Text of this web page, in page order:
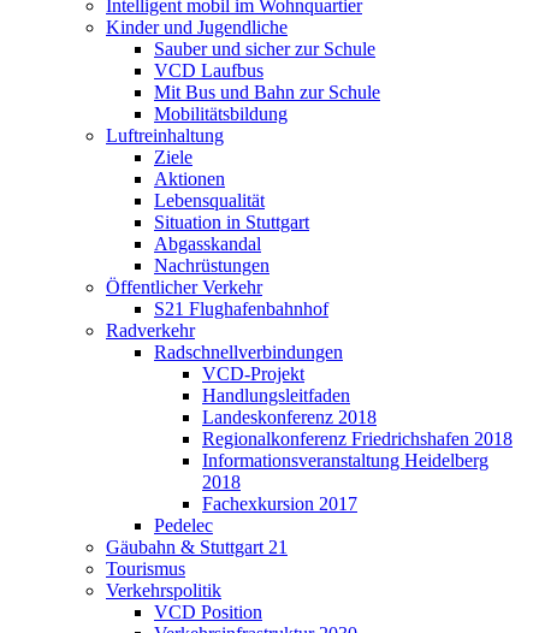
Intelligent mobil im Wohnquartier
Kinder und Jugendliche
Sauber und sicher zur Schule
VCD Laufbus
Mit Bus und Bahn zur Schule
Mobilitätsbildung
Luftreinhaltung
Ziele
Aktionen
Lebensqualität
Situation in Stuttgart
Abgasskandal
Nachrüstungen
Öffentlicher Verkehr
S21 Flughafenbahnhof
Radverkehr
Radschnellverbindungen
VCD-Projekt
Handlungsleitfaden
Landeskonferenz 2018
Regionalkonferenz Friedrichshafen 2018
Informationsveranstaltung Heidelberg
2018
Fachexkursion 2017
Pedelec
Gäubahn & Stuttgart 21
Tourismus
Verkehrspolitik
VCD Position